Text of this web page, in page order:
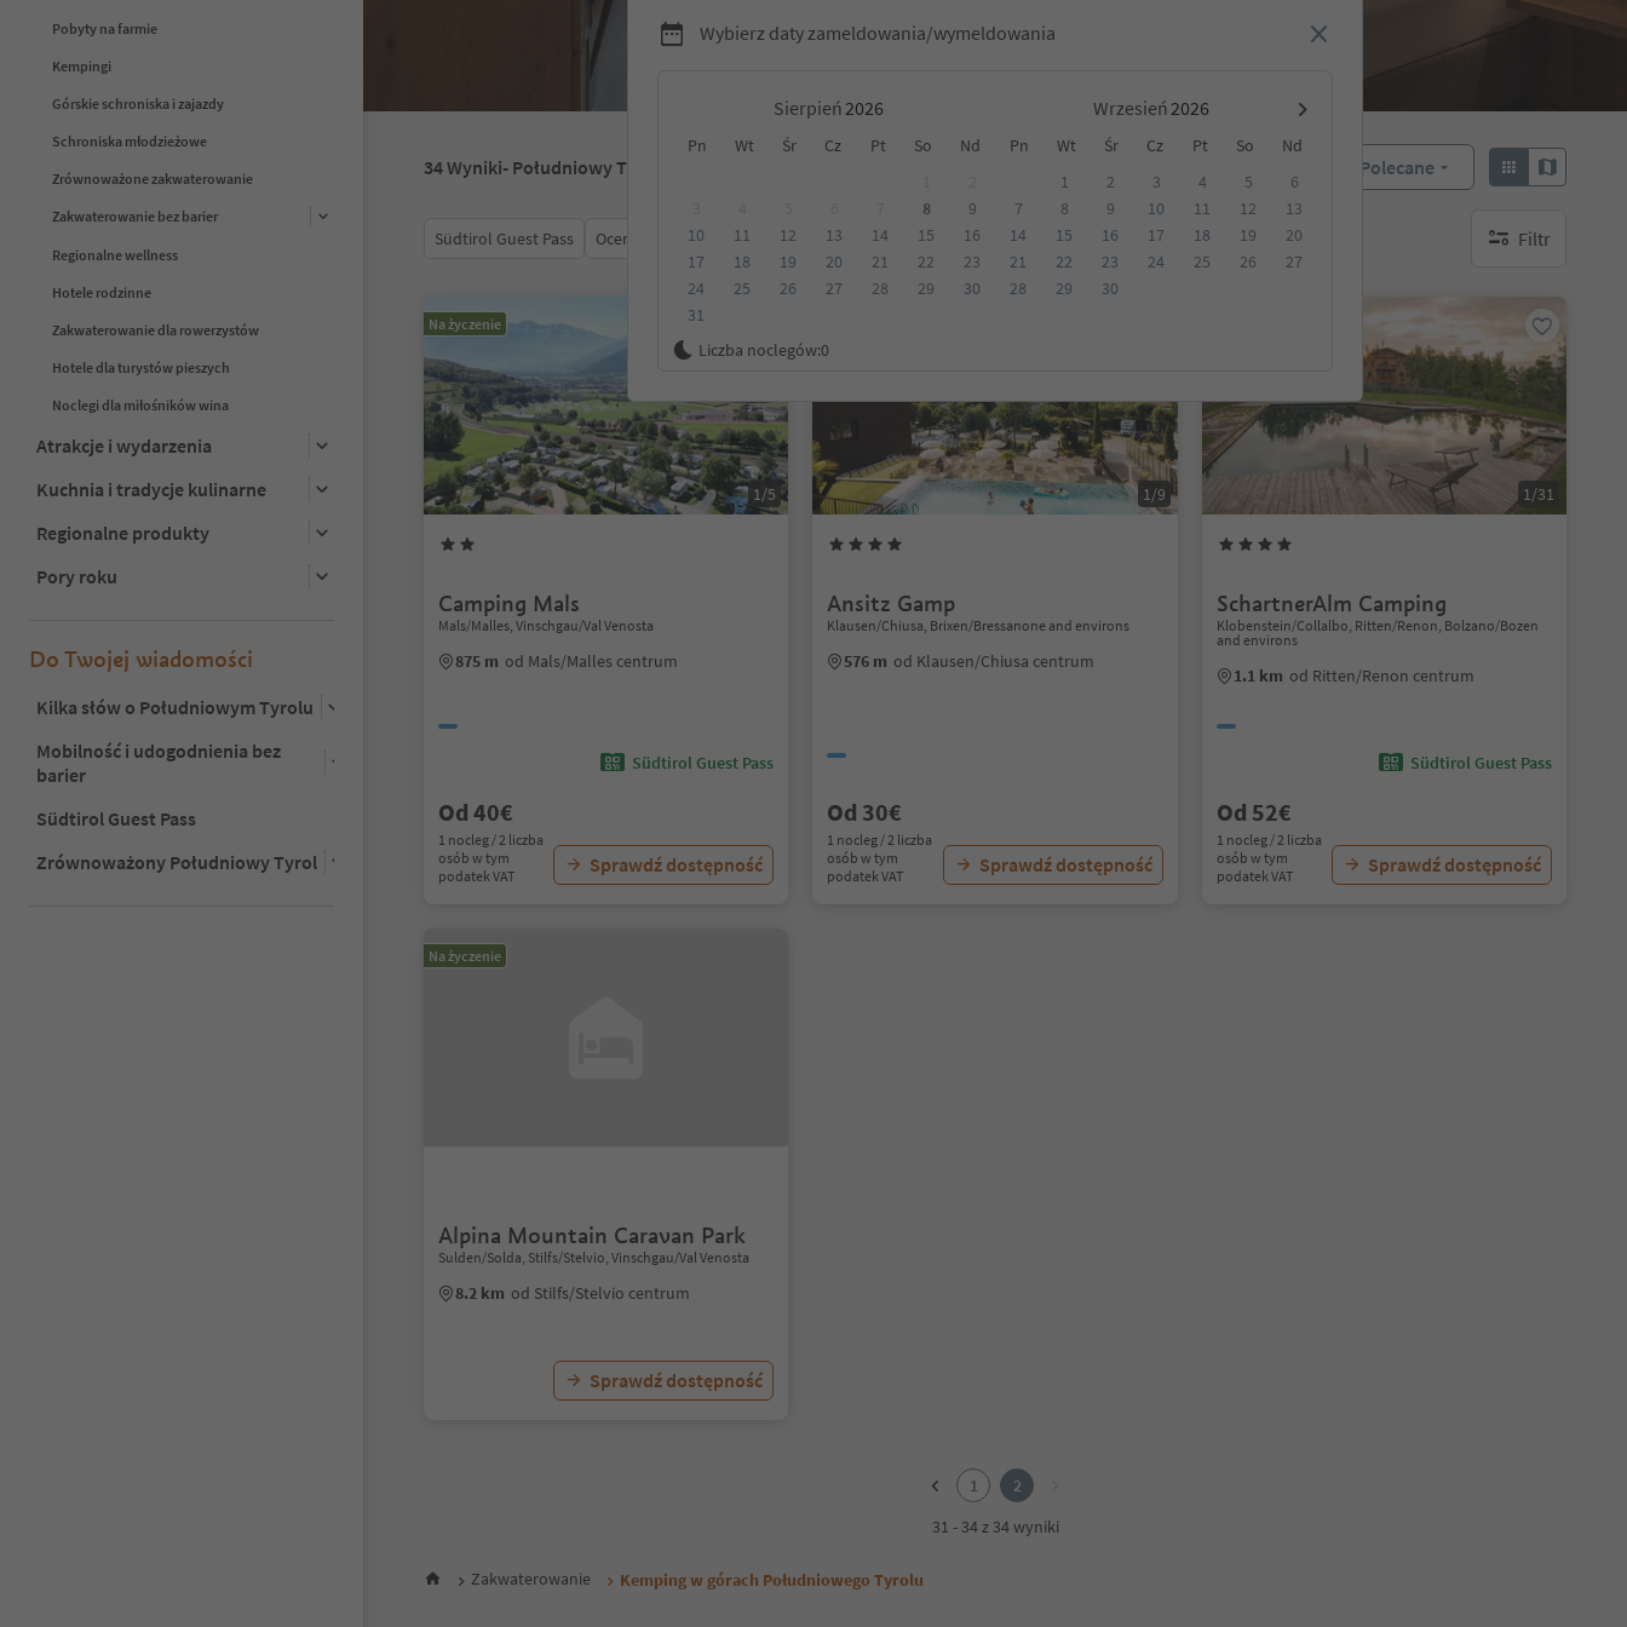
Pobyty na farmie
Kempingi
Górskie schroniska i zajazdy
Schroniska młodzieżowe
Zrównoważone zakwaterowanie
Zakwaterowanie bez barier
Regionalne wellness
Hotele rodzinne
Zakwaterowanie dla rowerzystów
Hotele dla turystów pieszych
Noclegi dla miłośników wina
Atrakcje i wydarzenia
Kuchnia i tradycje kulinarne
Regionalne produkty
Pory roku
Do Twojej wiadomości
Kilka słów o Południowym Tyrolu
Mobilność i udogodnienia bez
barier
Südtirol Guest Pass
Zrównoważony Południowy Tyrol
Wybierz daty zameldowania/wymeldowania
Sierpień Wrzesień
Pn Wt Śr Cz Pt So Nd Pn Wt Śr Cz Pt So
Nd
8
9
10
11 12 13 14 15
16
17
18 19 20 21 22
23
24
25 26 27 28 29
30
31
1 2 3 4 5
6
7
8 9 10 11 12
13
14
15 16 17 18 19
20
21
22 23 24 25 26
27
28
29 30
Liczba noclegów:0
34Wyniki- Południowy Tyrol Polecane
Südtirol Guest Pass Ocena Kategoria Opcje wyżywienia Ekologiczne zakwaterowanie Filtr
brak aktywnych
Na życzenie
1/5
Camping Mals
Mals/Malles, Vinschgau/Val Venosta
875 m od Mals/Malles centrum
Südtirol Guest Pass
Od 40€
1 nocleg / 2 liczba
osób w tym
podatek VAT
Sprawdź dostępność
1/9
Ansitz Gamp
Klausen/Chiusa, Brixen/Bressanone and environs
576 m od Klausen/Chiusa centrum
Od 30€
1 nocleg / 2 liczba
osób w tym
podatek VAT
Sprawdź dostępność
1/31
SchartnerAlm Camping
Klobenstein/Collalbo, Ritten/Renon, Bolzano/Bozen
and environs
1.1 km od Ritten/Renon centrum
Südtirol Guest Pass
Od 52€
1 nocleg / 2 liczba
osób w tym
podatek VAT
Sprawdź dostępność
Na życzenie
Alpina Mountain Caravan Park
Sulden/Solda, Stilfs/Stelvio, Vinschgau/Val Venosta
8.2 km od Stilfs/Stelvio centrum
Sprawdź dostępność
1
2
31 - 34 z 34 wyniki
Zakwaterowanie Kemping w górach Południowego Tyrolu